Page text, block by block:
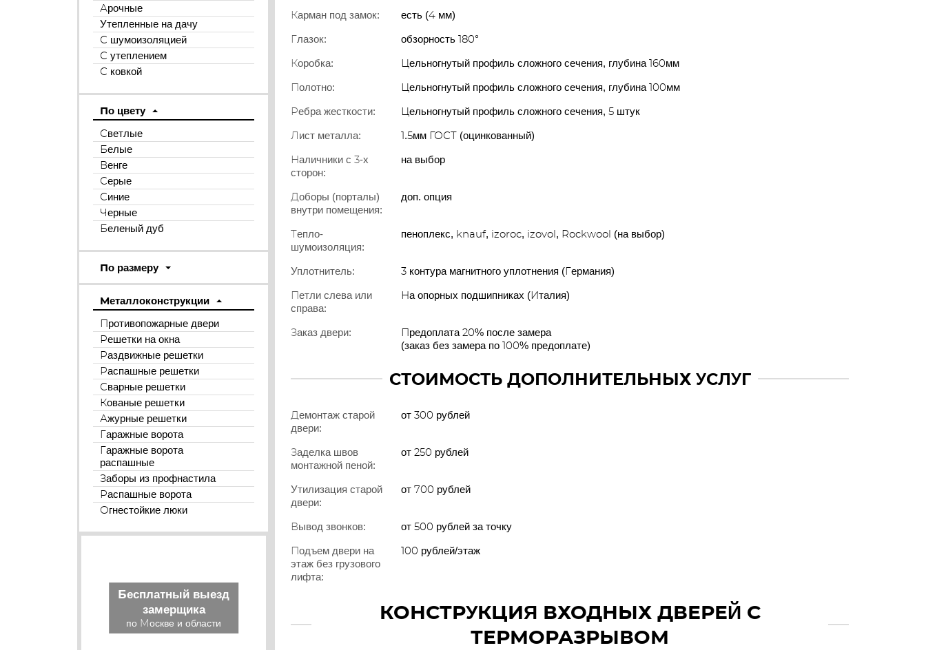
Карман под замок:
есть (4 мм)
Глазок:
обзорность 180°
Коробка:
Цельногнутый профиль сложного сечения, глубина 160мм
Полотно:
Цельногнутый профиль сложного сечения, глубина 100мм
Ребра жесткости:
Цельногнутый профиль сложного сечения, 5 штук
Лист металла:
1.5мм ГОСТ (оцинкованный)
Наличники с 3-х
сторон:
на выбор
Доборы (порталы)
внутри помещения:
доп. опция
Тепло-
шумоизоляция:
пеноплекс, knauf, izoroc, izovol, Rockwool (на выбор)
Уплотнитель:
3 контура магнитного уплотнения (Германия)
Петли слева или
справа:
На опорных подшипниках (Италия)
Заказ двери:
Предоплата 20% после замера
(заказ без замера по 100% предоплате)
СТОИМОСТЬ ДОПОЛНИТЕЛЬНЫХ УСЛУГ
Демонтаж старой
двери:
от 300 рублей
Заделка швов
монтажной пеной:
от 250 рублей
Утилизация старой
двери:
от 700 рублей
Вывод звонков:
от 500 рублей за точку
Подъем двери на
этаж без грузового
лифта:
100 рублей/этаж
КОНСТРУКЦИЯ ВХОДНЫХ ДВЕРЕЙ С
ТЕРМОРАЗРЫВОМ
Арочные
Утепленные на дачу
С шумоизоляцией
С утеплением
С ковкой
По цвету
Светлые
Белые
Венге
Серые
Синие
Черные
Беленый дуб
По размеру
Металлоконструкции
Противопожарные двери
Решетки на окна
Раздвижные решетки
Распашные решетки
Сварные решетки
Кованые решетки
Ажурные решетки
Гаражные ворота
Гаражные ворота
распашные
Заборы из профнастила
Распашные ворота
Огнестойкие люки
Бесплатный выезд
замерщика
по Москве и области